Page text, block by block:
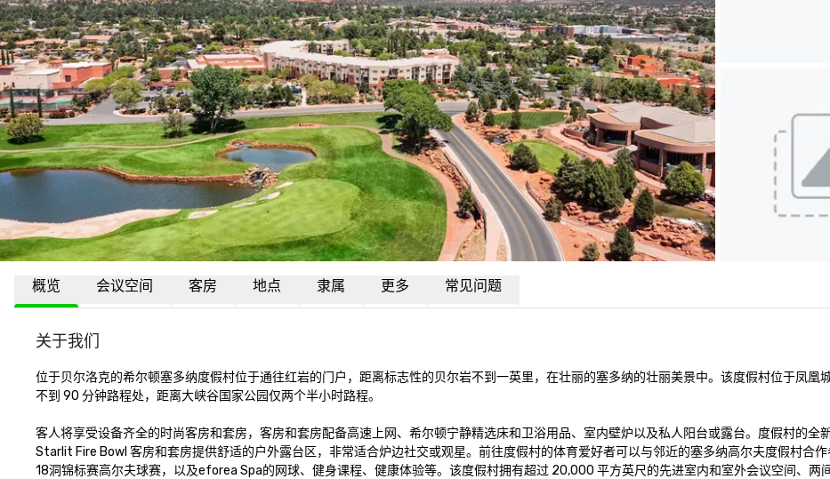
概览 会议空间 客房 地点 隶属 更多 常见问题
关于我们
位于贝尔洛克的希尔顿塞多纳度假村位于通往红岩的门户，距离标志性的贝尔岩不到一英里，在壮丽的塞多纳的壮丽美景中。该度假村位于凤凰
不到 90 分钟路程处，距离大峡谷国家公园仅两个半小时路程。
客人将享受设备齐全的时尚客房和套房，客房和套房配备高速上网、希尔顿宁静精选床和卫浴用品、室内壁炉以及私人阳台或露台。度假村的全
Starlit Fire Bowl 客房和套房提供舒适的户外露台区，非常适合炉边社交或观星。前往度假村的体育爱好者可以与邻近的塞多纳高尔夫度假村合作
18洞锦标赛高尔夫球赛，以及eforea Spa的网球、健身课程、健康体验等。该度假村拥有超过 20,000 平方英尺的先进室内和室外会议空间、两